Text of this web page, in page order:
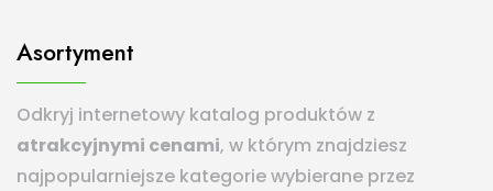
Asortyment
Odkryj internetowy katalog produktów z
atrakcyjnymi cenami, w którym znajdziesz
najpopularniejsze kategorie wybierane przez